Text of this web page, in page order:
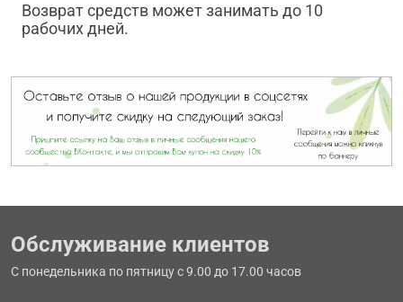
Возврат средств может занимать до 10
рабочих дней.
Обслуживание клиентов
С понедельника по пятницу с 9.00 до 17.00 часов